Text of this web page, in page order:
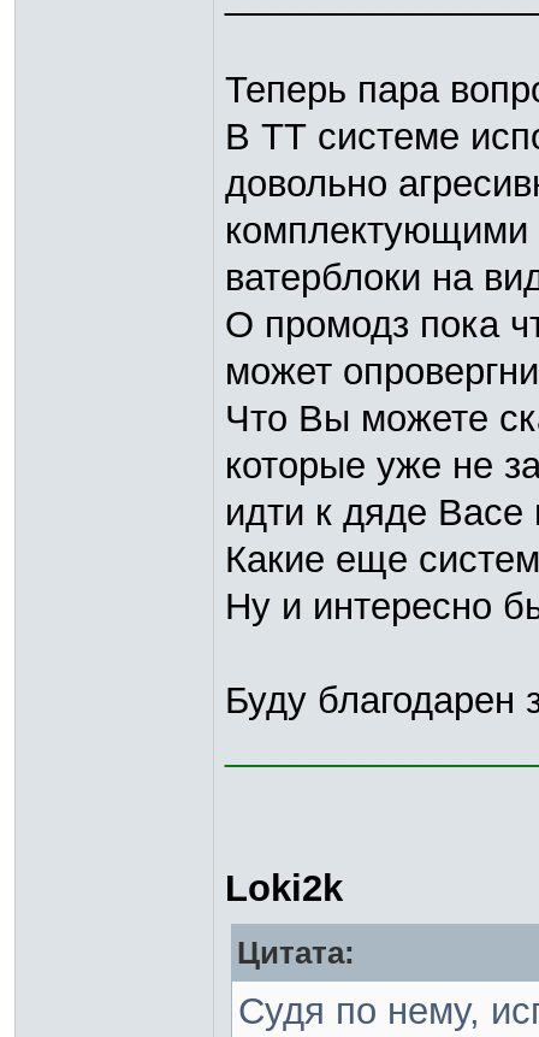
Теперь пара
В ТТ системе
довольно
комплектующими
ватерблоки на
О промодз пока
может
Что Вы можете
которые уже не
идти к дяде Васе
Какие еще
Ну и интересно
Буду благодарен
Loki2k
Цитата:
Судя по нему,